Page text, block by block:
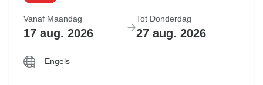
Vanaf Maandag
17 aug. 2026
Tot Donderdag
27 aug. 2026
Engels